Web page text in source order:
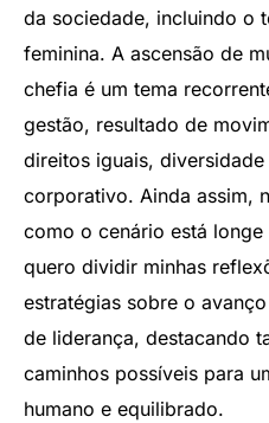
da sociedade, incluindo o
feminina. A ascensão de
chefia é um tema
gestão, resultado de
direitos iguais,
corporativo. Ainda assim,
como o cenário está
quero dividir minhas
estratégias sobre o
de liderança, destacando
caminhos possíveis para
humano e equilibrado.